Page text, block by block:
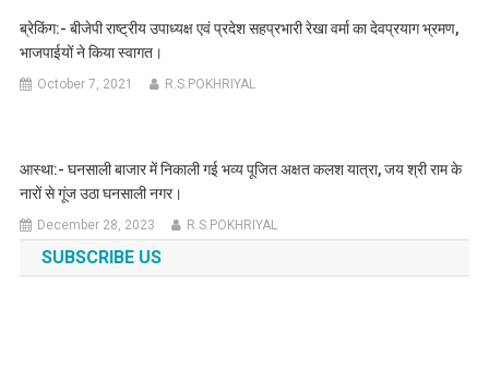
ब्रेकिंग:- बीजेपी राष्ट्रीय उपाध्यक्ष एवं प्रदेश सहप्रभारी रेखा वर्मा का देवप्रयाग भ्रमण,
भाजपाईयों ने किया स्वागत।
October 7, 2021 R.S.POKHRIYAL
आस्था:- घनसाली बाजार में निकाली गई भव्य पूजित अक्षत कलश यात्रा, जय श्री राम के
नारों से गूंज उठा घनसाली नगर।
December 28, 2023 R.S.POKHRIYAL
SUBSCRIBE US